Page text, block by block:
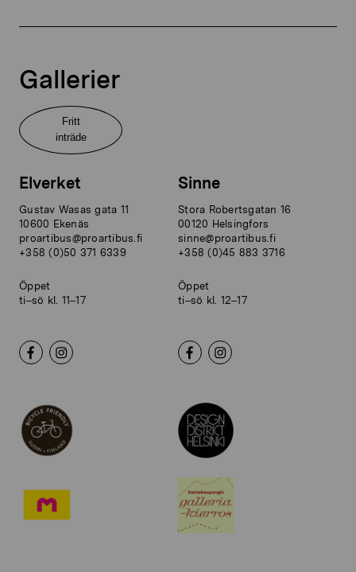
Gallerier
Fritt
inträde
Elverket
Gustav Wasas gata 11
10600 Ekenäs
proartibus@proartibus.fi
+358 (0)50 371 6339
Öppet
ti–sö kl. 11–17
Sinne
Stora Robertsgatan 16
00120 Helsingfors
sinne@proartibus.fi
+358 (0)45 883 3716
Öppet
ti–sö kl. 12–17